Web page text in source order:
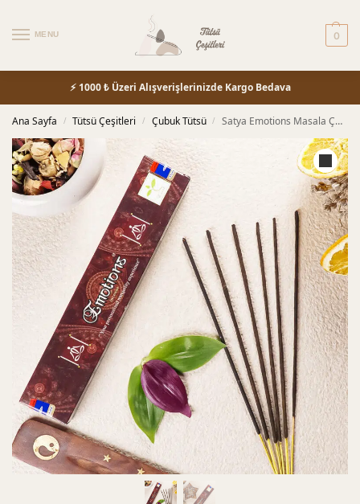
MENU 0
⚡ 1000 ₺ Üzeri Alışverişlerinizde Kargo Bedava
Ana Sayfa / Tütsü Çeşitleri / Çubuk Tütsü / Satya Emotions Masala Çubuk Tütsü